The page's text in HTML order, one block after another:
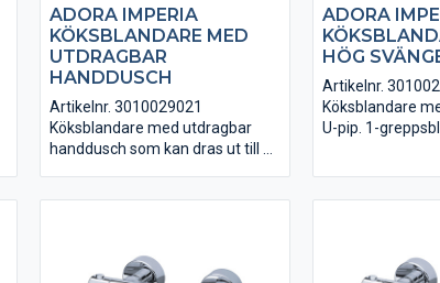
ADORA IMPERIA
KÖKSBLANDARE MED
UTDRAGBAR
HANDDUSCH
Artikelnr. 3010029021
Köksblandare med utdragbar
handdusch som kan dras ut till 70
VA-godkänd.
ADORA
HÖG
Artikelnr.
Köksblandare
U-pip. 1-